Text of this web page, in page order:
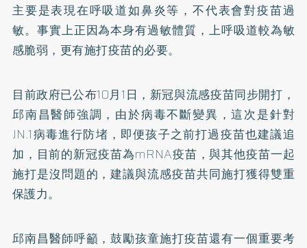
主要是表現在呼吸道如鼻炎等，不代表會對疫苗過
敏。事實上正因為本身有過敏體質，上呼吸道較為敏
感脆弱，更有施打疫苗的必要。
目前政府已公布10月1日，新冠與流感疫苗同步開打，
邱南昌醫師強調，由於病毒不斷變異，這次是針對
JN.1病毒進行防堵，即便孩子之前打過疫苗也建議追
加，目前的新冠疫苗為mRNA疫苗，與其他疫苗一起
施打是沒問題的，建議與流感疫苗共同施打獲得雙重
保護力。
邱南昌醫師呼籲，鼓勵孩童施打疫苗還有一個重要考